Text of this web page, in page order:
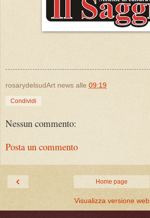
rosarydelsudArt news alle 09:19
Condividi
Nessun commento:
Posta un commento
‹ Home page
Visualizza versione web